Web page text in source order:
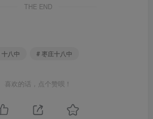
THE END
十八中 # 枣庄十八中
喜欢的话，点个赞呗！